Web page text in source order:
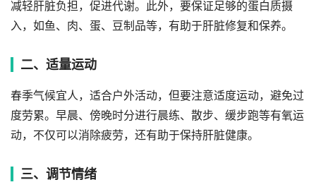
减轻肝脏负担，促进代谢。此外，要保证足够的蛋白质摄
入，如鱼、肉、蛋、豆制品等，有助于肝脏修复和保养。
二、适量运动
春季气候宜人，适合户外活动，但要注意适度运动，避免过
度劳累。早晨、傍晚时分进行晨练、散步、缓步跑等有氧运
动，不仅可以消除疲劳，还有助于保持肝脏健康。
三、调节情绪